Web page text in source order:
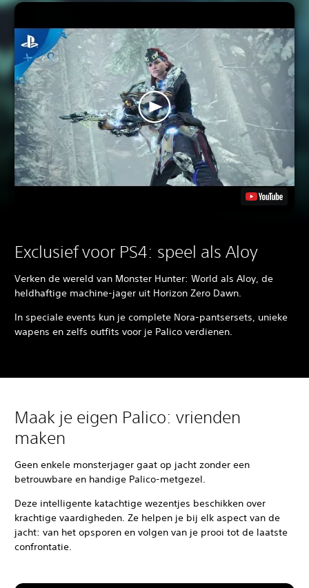
Exclusief voor PS4: speel als Aloy
Verken de wereld van Monster Hunter: World als Aloy, de
heldhaftige machine-jager uit Horizon Zero Dawn.
In speciale events kun je complete Nora-pantsersets, unieke
wapens en zelfs outfits voor je Palico verdienen.
Maak je eigen Palico: vrienden
maken
Geen enkele monsterjager gaat op jacht zonder een
betrouwbare en handige Palico-metgezel.
Deze intelligente katachtige wezentjes beschikken over
krachtige vaardigheden. Ze helpen je bij elk aspect van de
jacht: van het opsporen en volgen van je prooi tot de laatste
confrontatie.